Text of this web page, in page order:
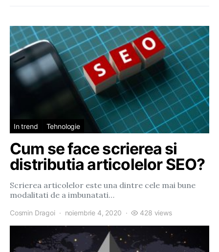
In trend Tehnologie
Cum se face scrierea si
distributia articolelor SEO?
Scrierea articolelor este una dintre cele mai bune
modalitati de a imbunatati…
Cosmin Dragoi noiembrie 4, 2020 428 views